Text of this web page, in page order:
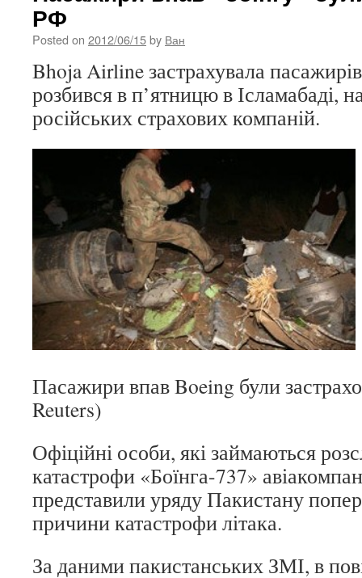
РФ
Posted on 2012/06/15by Ван
Bhoja Airline застрахувала
розбився в п’ятницю в Ісламабаді,
російських страхових компаній.
Пасажири впав Boeing були
Reuters)
Офіційні особи, які займаються
катастрофи «Боїнга-737»
представили уряду Пакистану
причини катастрофи літака.
За даними пакистанських ЗМІ, в